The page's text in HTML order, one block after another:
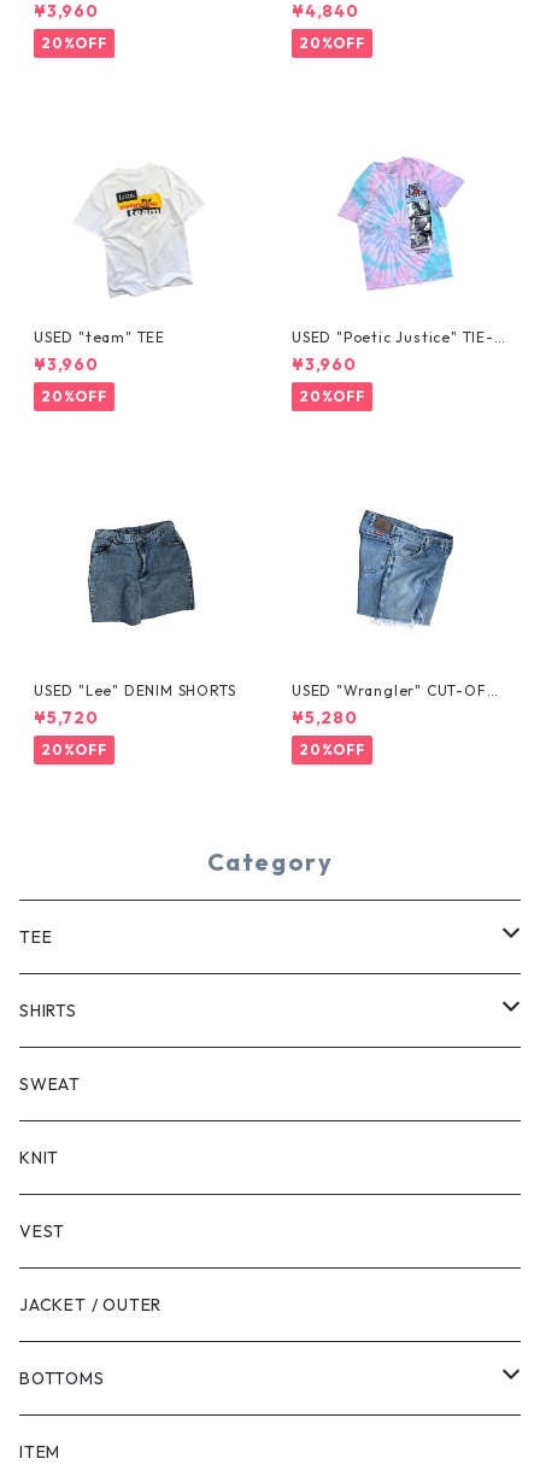
¥3,960
20%OFF
¥4,840
20%OFF
USED "team" TEE
¥3,960
20%OFF
USED "Poetic Justice" TIE-D
YE TEE
¥3,960
20%OFF
USED "Lee" DENIM SHORTS
¥5,720
20%OFF
USED "Wrangler" CUT-OFF
DENIM SHORTS
¥5,280
20%OFF
Category
TEE
SHORT SLEEVE
LONG SLEEVE
SHIRTS
SHORT SLEEVE
LONG SLEEVE
SWEAT
KNIT
VEST
JACKET / OUTER
BOTTOMS
SHORTS
ITEM